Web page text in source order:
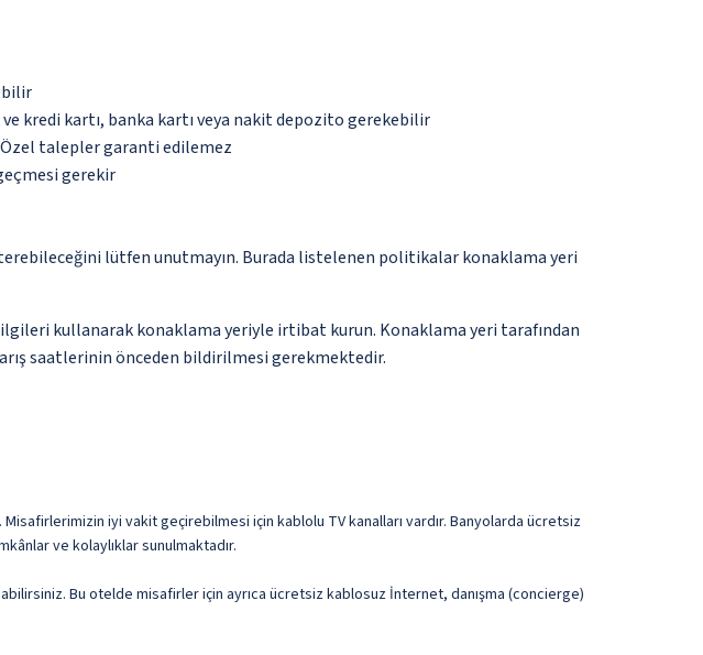
kredi kartı, banka kartı veya nakit depozito gerekebilir
Özel talepler garanti edilemez
gerekir
lütfen unutmayın. Burada listelenen politikalar konaklama yeri
kullanarak konaklama yeriyle irtibat kurun. Konaklama yeri tarafından
saatlerinin önceden bildirilmesi gerekmektedir.
iyi vakit geçirebilmesi için kablolu TV kanalları vardır. Banyolarda ücretsiz
ve kolaylıklar sunulmaktadır.
Bu otelde misafirler için ayrıca ücretsiz kablosuz İnternet, danışma (concierge)